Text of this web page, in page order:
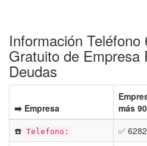
Información Teléfono
Gratuito de Empresa
Deudas
➡️ Empresa
más
☎️ Telefono: ✅